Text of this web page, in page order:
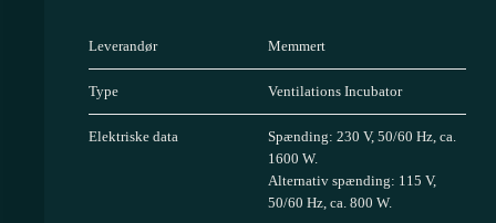
Leverandør Memmert
Type Ventilations Incubator
Elektriske data
Spænding: 230 V, 50/60 Hz, ca.
1600 W.
Alternativ spænding: 115 V,
50/60 Hz, ca. 800 W.